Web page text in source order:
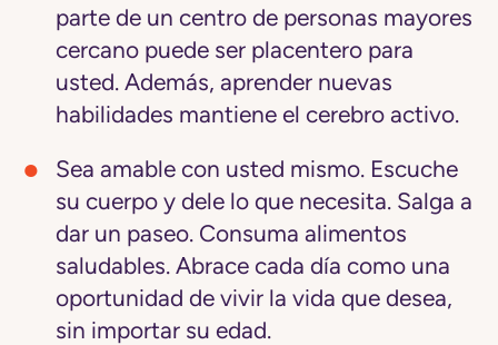
parte de un centro de personas mayores
cercano puede ser placentero para
usted. Además, aprender nuevas
habilidades mantiene el cerebro activo.
Sea amable con usted mismo. Escuche
su cuerpo y dele lo que necesita. Salga a
dar un paseo. Consuma alimentos
saludables. Abrace cada día como una
oportunidad de vivir la vida que desea,
sin importar su edad.